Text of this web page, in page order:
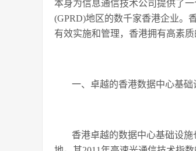
本身为信息通信技术公司提供了
(GPRD)地区的数千家香港企业。
有效实施和管理，香港拥有高素
一、卓越的香港数据中心基础
香港卓越的数据中心基础设